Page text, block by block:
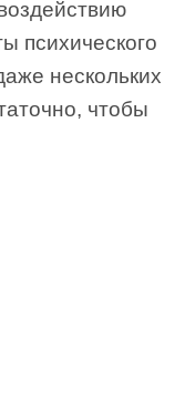
психического
нескольких
чтобы